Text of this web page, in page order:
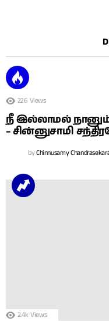
226 Views
நீ இல்லாமல் நானும்
– சின்னுசாமி
byChinnusamy
2.4k Views